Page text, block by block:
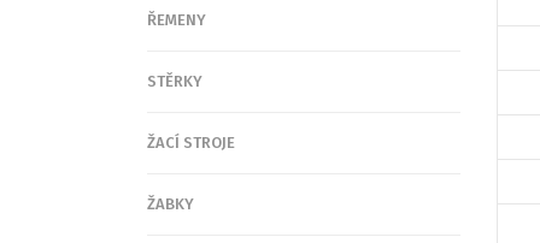
ŘEMENY
STĚRKY
ŽACÍ STROJE
ŽABKY